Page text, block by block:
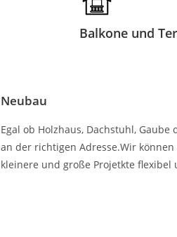
Balkone und
Neubau
Egal ob Holzhaus, Dachstuhl,
an der richtigen Adresse.Wir
kleinere und große Projetkte flexibel